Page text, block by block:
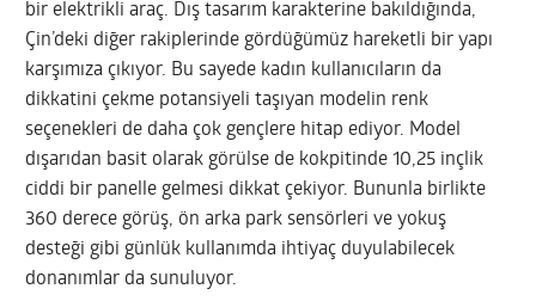
bir elektrikli araç. Dış tasarım karakterine bakıldığında,
Çin’deki diğer rakiplerinde gördüğümüz hareketli bir yapı
karşımıza çıkıyor. Bu sayede kadın kullanıcıların da
dikkatini çekme potansiyeli taşıyan modelin renk
seçenekleri de daha çok gençlere hitap ediyor. Model
dışarıdan basit olarak görülse de kokpitinde 10,25 inçlik
ciddi bir panelle gelmesi dikkat çekiyor. Bununla birlikte
360 derece görüş, ön arka park sensörleri ve yokuş
desteği gibi günlük kullanımda ihtiyaç duyulabilecek
donanımlar da sunuluyor.